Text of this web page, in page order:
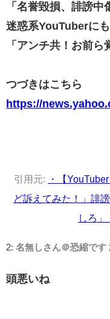
「名誉毀損、誹謗
迷惑系YouTuberに
「アンチ共！お前ら
つづきはこちら
https://
引用元:
・【
ど訴えてみた！」誹
しろ」
2: 名無しさん＠恐縮です
頭悪いね